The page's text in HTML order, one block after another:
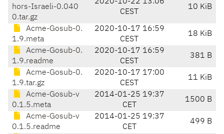
hors-Israeli-0.040
0.tar.gz
CEST
10 KiB
Acme-Gosub-0.
1.9.meta
2020-10-17 16:59
CEST
18 KiB
Acme-Gosub-0.
1.9.readme
2020-10-17 16:59
CEST
381 B
Acme-Gosub-0.
1.9.tar.gz
2020-10-17 17:00
CEST
11 KiB
Acme-Gosub-v
0.1.5.meta
2014-01-25 19:37
CET
1500 B
Acme-Gosub-v
0.1.5.readme
2014-01-25 19:37
CET
499 B